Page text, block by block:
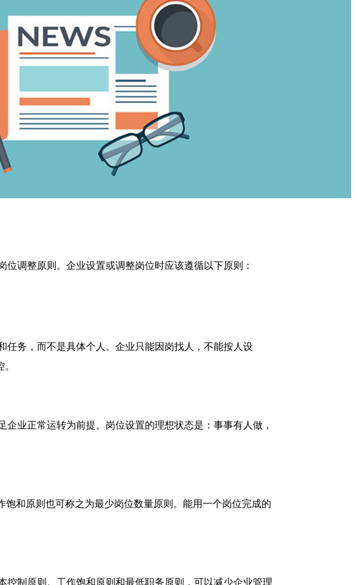
调整原则。企业设置或调整岗位时应该遵循以下原则：
务，而不是具体个人。企业只能因岗找人，不能按人设
业正常运转为前提。岗位设置的理想状态是：事事有人做，
和原则也可称之为最少岗位数量原则。能用一个岗位完成的
制原则。工作饱和原则和最低职务原则，可以减少企业管理